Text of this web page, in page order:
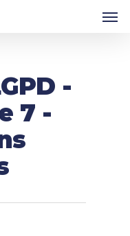
-
7 -